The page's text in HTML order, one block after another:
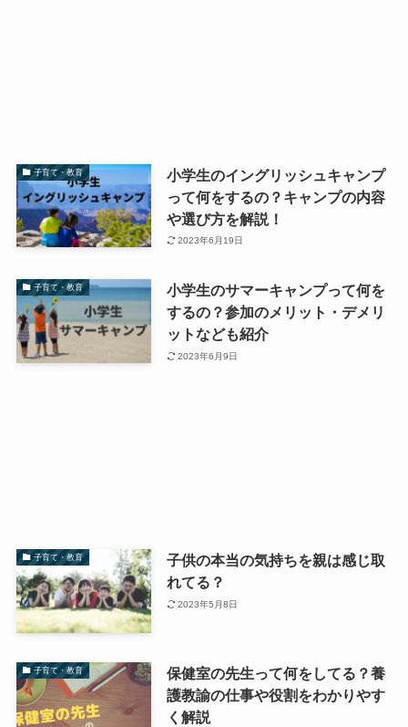
子育て・教育
小学生のイングリッシュキャンプ
って何をするの？キャンプの内容
や選び方を解説！
2023年6月19日
子育て・教育
小学生のサマーキャンプって何を
するの？参加のメリット・デメリ
ットなども紹介
2023年6月9日
子育て・教育
子供の本当の気持ちを親は感じ取
れてる？
2023年5月8日
子育て・教育
保健室の先生って何をしてる？養
護教諭の仕事や役割をわかりやす
く解説